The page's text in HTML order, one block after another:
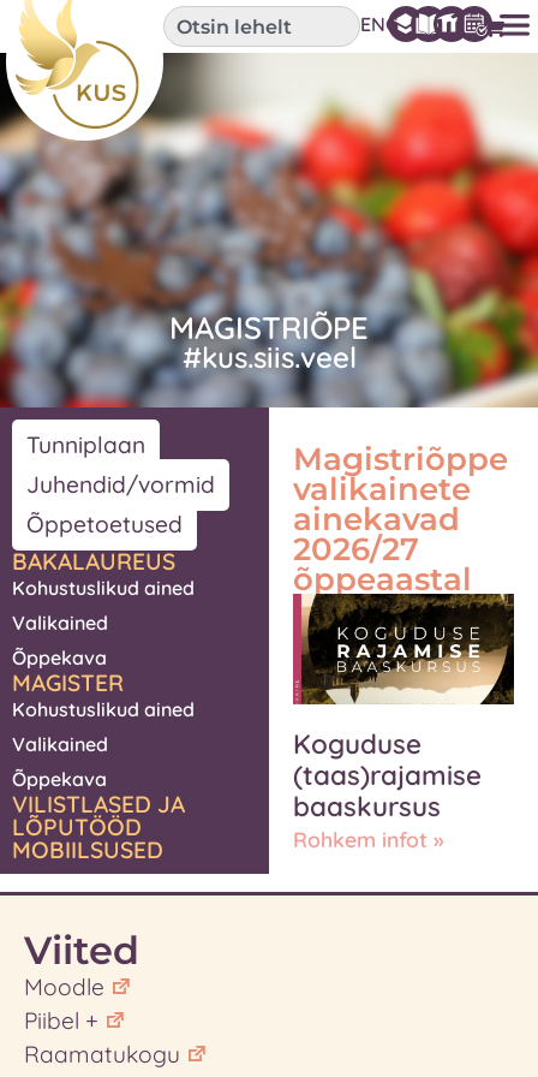
ENG
MAGISTRIÕPE
#kus.siis.veel
Tunniplaan
Juhendid/vormid
Õppetoetused
BAKALAUREUS
Kohustuslikud ained
Valikained
Õppekava
MAGISTER
Kohustuslikud ained
Valikained
Õppekava
VILISTLASED JA
LÕPUTÖÖD
MOBIILSUSED
Magistriõppe
valikainete
ainekavad
2026/27
õppeaastal
Koguduse
(taas)rajamise
baaskursus
Rohkem infot »
Viited
Moodle
Piibel +
Raamatukogu